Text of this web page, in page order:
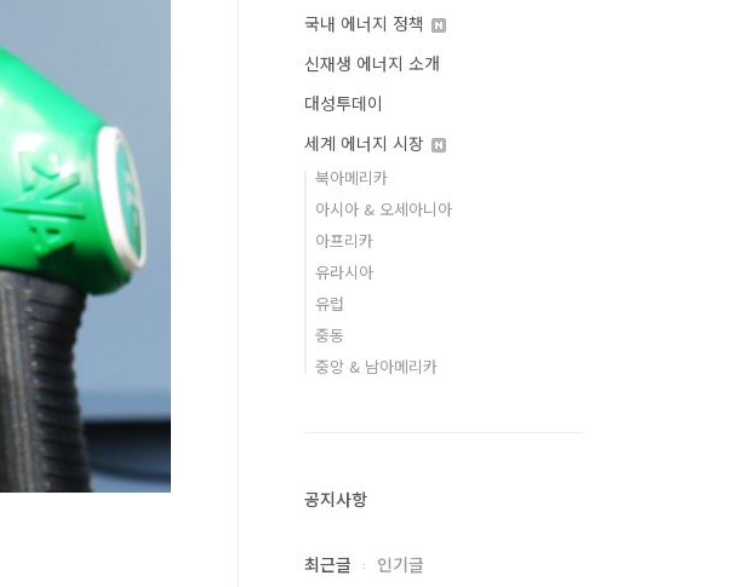
국내 에너지 정책
신재생 에너지 소개
대성투데이
세계 에너지 시장
북아메리카
아시아 & 오세아니아
아프리카
유라시아
유럽
중동
중앙 & 남아메리카
공지사항
최근글 인기글